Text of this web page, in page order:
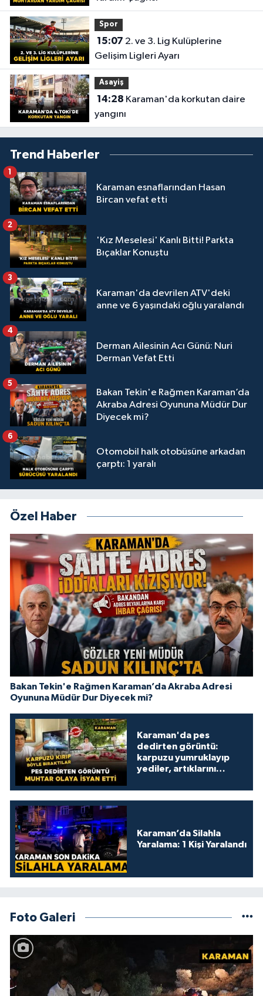
Spor
15:07
Gelişim Ligleri Ayarı
Asayiş
14:28
yangını
Trend Haberler
Karaman esnaflarından Hasan
Bircan vefat etti
1
'Kız Meselesi' Kanlı Bitti! Parkta
Bıçaklar Konuştu
2
Karaman'da devrilen ATV'deki
anne ve 6 yaşındaki oğlu yaralandı
3
Derman Ailesinin Acı Günü: Nuri
Derman Vefat Etti
4
Bakan Tekin'e Rağmen Karaman’da
Akraba Adresi Oyununa Müdür Dur
Diyecek mi?
5
Otomobil halk otobüsüne arkadan
çarptı: 1 yaralı
6
Özel Haber
Bakan Tekin'e Rağmen Karaman’da Akraba Adresi
Oyununa Müdür Dur Diyecek mi?
Karaman'da pes
dedirten görüntü:
karpuzu yumruklayıp
yediler, artıklarını
Karaman’da Silahla
Yaralama: 1 Kişi Yaralandı
Foto Galeri